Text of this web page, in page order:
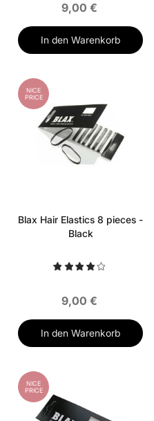
9,00 €
In den Warenkorb
NICE
PRICE
Blax Hair Elastics 8 pieces -
Black
9,00 €
In den Warenkorb
NICE
PRICE